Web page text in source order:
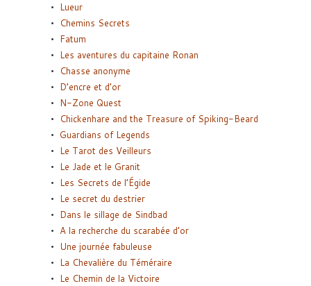
Lueur
Chemins Secrets
Fatum
Les aventures du capitaine Ronan
Chasse anonyme
D’encre et d’or
N-Zone Quest
Chickenhare and the Treasure of Spiking-Beard
Guardians of Legends
Le Tarot des Veilleurs
Le Jade et le Granit
Les Secrets de l’Égide
Le secret du destrier
Dans le sillage de Sindbad
A la recherche du scarabée d’or
Une journée fabuleuse
La Chevalière du Téméraire
Le Chemin de la Victoire